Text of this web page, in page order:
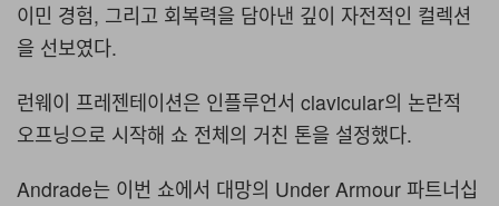
이민 경험, 그리고 회복력을 담아낸 깊이 자전적인 컬렉션
을 선보였다.
런웨이 프레젠테이션은 인플루언서 clavicular의 논란적
오프닝으로 시작해 쇼 전체의 거친 톤을 설정했다.
Andrade는 이번 쇼에서 대망의 Under Armour 파트너십